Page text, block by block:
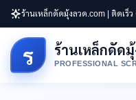
ร้านเหล็กดัดมุ้งลวด.com | ติดเร็
ร ร้านเหล็กดัด
PROFESSIONAL